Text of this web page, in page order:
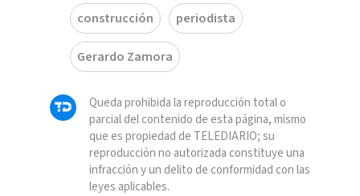
construcción periodista
Gerardo Zamora
Queda prohibida la reproducción total o
parcial del contenido de esta página, mismo
que es propiedad de TELEDIARIO; su
reproducción no autorizada constituye una
infracción y un delito de conformidad con las
leyes aplicables.